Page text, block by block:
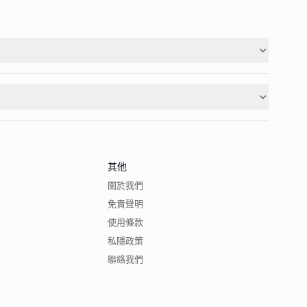
其他
關於我們
免責聲明
使用條款
私隱政策
聯絡我們